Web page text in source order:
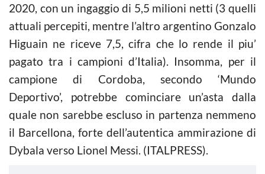
2020, con un ingaggio di 5,5 milioni netti (3 quelli
attuali percepiti, mentre l’altro argentino Gonzalo
Higuain ne riceve 7,5, cifra che lo rende il piu’
pagato tra i campioni d’Italia). Insomma, per il
campione di Cordoba, secondo ‘Mundo
Deportivo’, potrebbe cominciare un’asta dalla
quale non sarebbe escluso in partenza nemmeno
il Barcellona, forte dell’autentica ammirazione di
Dybala verso Lionel Messi. (ITALPRESS).